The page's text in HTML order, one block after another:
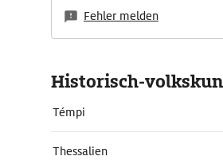
Fehler melden
Historisch-
Témpi
Thessalien